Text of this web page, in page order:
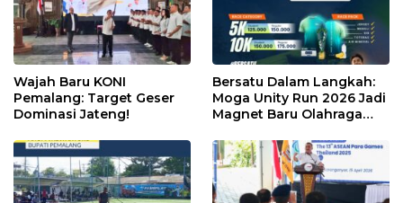
Wajah Baru KONI
Pemalang: Target Geser
Dominasi Jateng!
Bersatu Dalam Langkah:
Moga Unity Run 2026 Jadi
Magnet Baru Olahraga